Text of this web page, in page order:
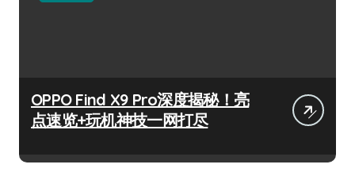
OPPO Find X9 Pro深度揭秘！亮
点速览+玩机神技一网打尽